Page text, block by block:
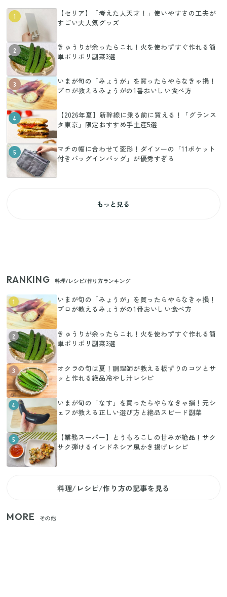
1
【セリア】「考えた人天才！」使いやすさの工夫が
すごい大人気グッズ
2
きゅうりが余ったらこれ！火を使わずすぐ作れる簡
単ポリポリ副菜3選
3
いまが旬の「みょうが」を買ったらやらなきゃ損！
プロが教えるみょうがの1番おいしい食べ方
4
【2026年夏】新幹線に乗る前に買える！「グランス
タ東京」限定おすすめ手土産5選
5
マチの幅に合わせて変形！ダイソーの「11ポケット
付きバッグインバッグ」が優秀すぎる
もっと見る
RANKING 料理/レシピ/作り方ランキング
1
いまが旬の「みょうが」を買ったらやらなきゃ損！
プロが教えるみょうがの1番おいしい食べ方
2
きゅうりが余ったらこれ！火を使わずすぐ作れる簡
単ポリポリ副菜3選
3
オクラの旬は夏！調理師が教える板ずりのコツとサ
ッと作れる絶品冷やし汁レシピ
4
いまが旬の「なす」を買ったらやらなきゃ損！元シ
ェフが教える正しい選び方と絶品スピード副菜
5
【業務スーパー】とうもろこしの甘みが絶品！サク
サク弾けるインドネシア風かき揚げレシピ
料理/レシピ/作り方の記事を見る
MORE その他